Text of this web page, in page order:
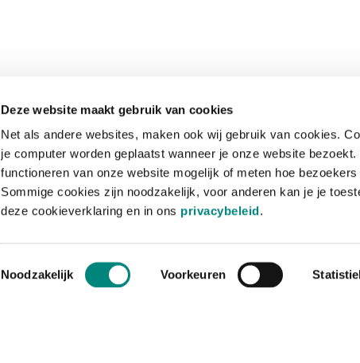
Deze website maakt gebruik van cookies
Net als andere websites, maken ook wij gebruik van cookies.
je computer worden geplaatst wanneer je onze website
functioneren van onze website mogelijk of meten hoe
Sommige cookies zijn noodzakelijk, voor anderen kan je je
deze cookieverklaring en in ons privacybeleid.
Toestemmingsselectie
Noodzakelijk Voorkeuren